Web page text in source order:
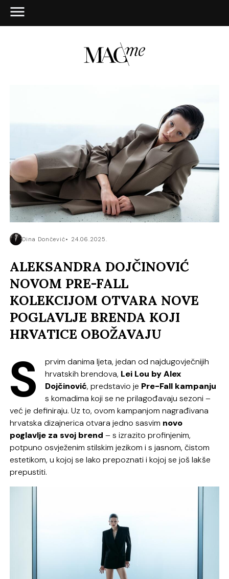
Dina Dončević 24.06.2025.
ALEKSANDRA DOJČINOVIĆ
NOVOM PRE-FALL
KOLEKCIJOM OTVARA NOVE
POGLAVLJE BRENDA KOJI
HRVATICE OBOŽAVAJU
S
prvim danima ljeta, jedan od najdugovječnijih
hrvatskih brendova, Lei Lou by Alex
Dojčinović, predstavio je Pre-Fall kampanju
s komadima koji se ne prilagođavaju sezoni –
već je definiraju. Uz to, ovom kampanjom nagrađivana
hrvatska dizajnerica otvara jedno sasvim novo
poglavlje za svoj brend – s izrazito profinjenim,
potpuno osvježenim stilskim jezikom i s jasnom, čistom
estetikom, u kojoj se lako prepoznati i kojoj se još lakše
prepustiti.